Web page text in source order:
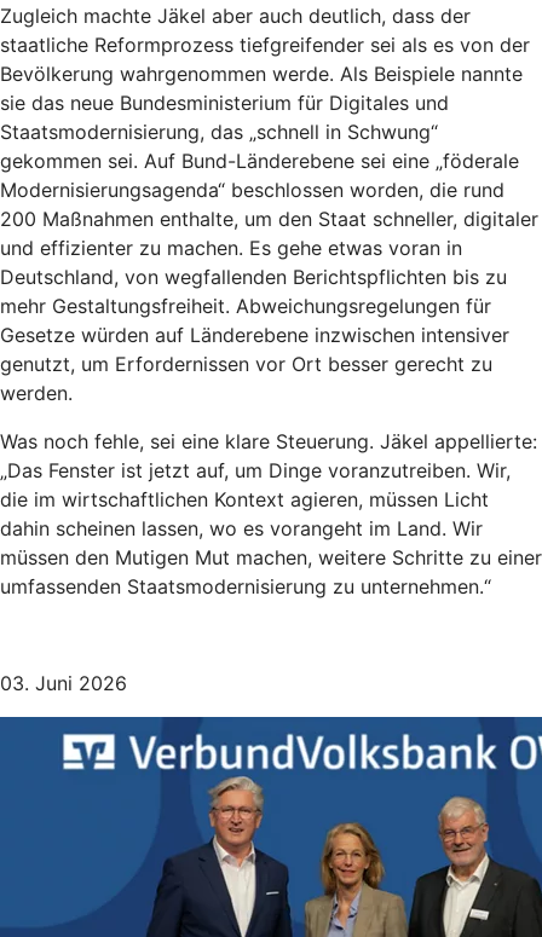
Zugleich machte Jäkel aber auch deutlich, dass der
staatliche Reformprozess tiefgreifender sei als es von der
Bevölkerung wahrgenommen werde. Als Beispiele nannte
sie das neue Bundesministerium für Digitales und
Staatsmodernisierung, das „schnell in Schwung“
gekommen sei. Auf Bund-Länderebene sei eine „föderale
Modernisierungsagenda“ beschlossen worden, die rund
200 Maßnahmen enthalte, um den Staat schneller, digitaler
und effizienter zu machen. Es gehe etwas voran in
Deutschland, von wegfallenden Berichtspflichten bis zu
mehr Gestaltungsfreiheit. Abweichungsregelungen für
Gesetze würden auf Länderebene inzwischen intensiver
genutzt, um Erfordernissen vor Ort besser gerecht zu
werden.
Was noch fehle, sei eine klare Steuerung. Jäkel appellierte:
„Das Fenster ist jetzt auf, um Dinge voranzutreiben. Wir,
die im wirtschaftlichen Kontext agieren, müssen Licht
dahin scheinen lassen, wo es vorangeht im Land. Wir
müssen den Mutigen Mut machen, weitere Schritte zu einer
umfassenden Staatsmodernisierung zu unternehmen.“
03. Juni 2026